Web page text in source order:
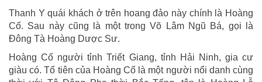
Thanh Y quái khách ở trên hoang đảo này chính là Hoàng
Cố. Sau này cũng là một trong Võ Lâm Ngũ Bá, gọi là
Đông Tà Hoàng Dược Sư.
Hoàng Cố người tỉnh Triết Giang, tỉnh Hải Ninh, gia cư
giàu có. Tổ tiên của Hoàng Cố là một người nổi danh cùng